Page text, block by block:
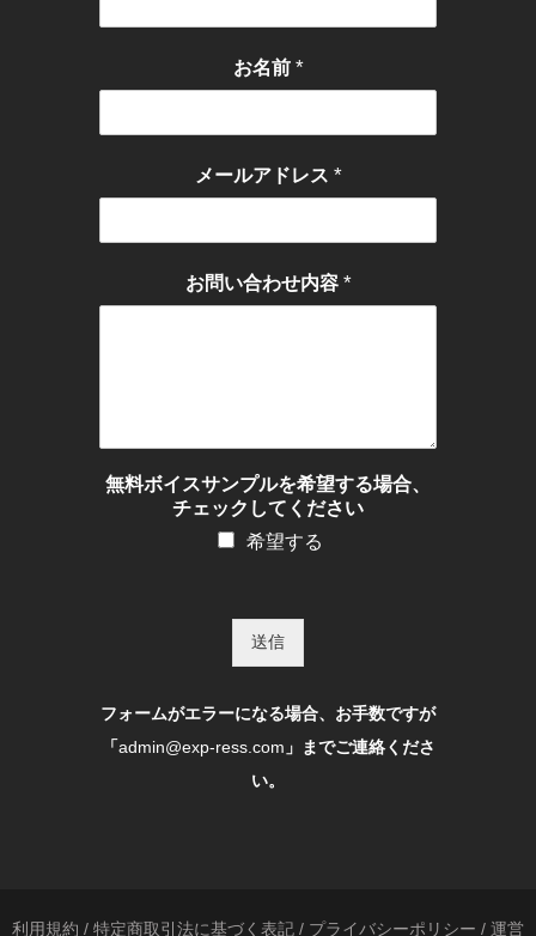
お名前 *
メールアドレス *
お問い合わせ内容 *
無料ボイスサンプルを希望する場合、
チェックしてください
希望する
送信
フォームがエラーになる場合、お手数ですが
「admin@exp-ress.com 」までご連絡くださ
い。
利用規約 / 特定商取引法に基づく表記 / プライバシーポリシー / 運営